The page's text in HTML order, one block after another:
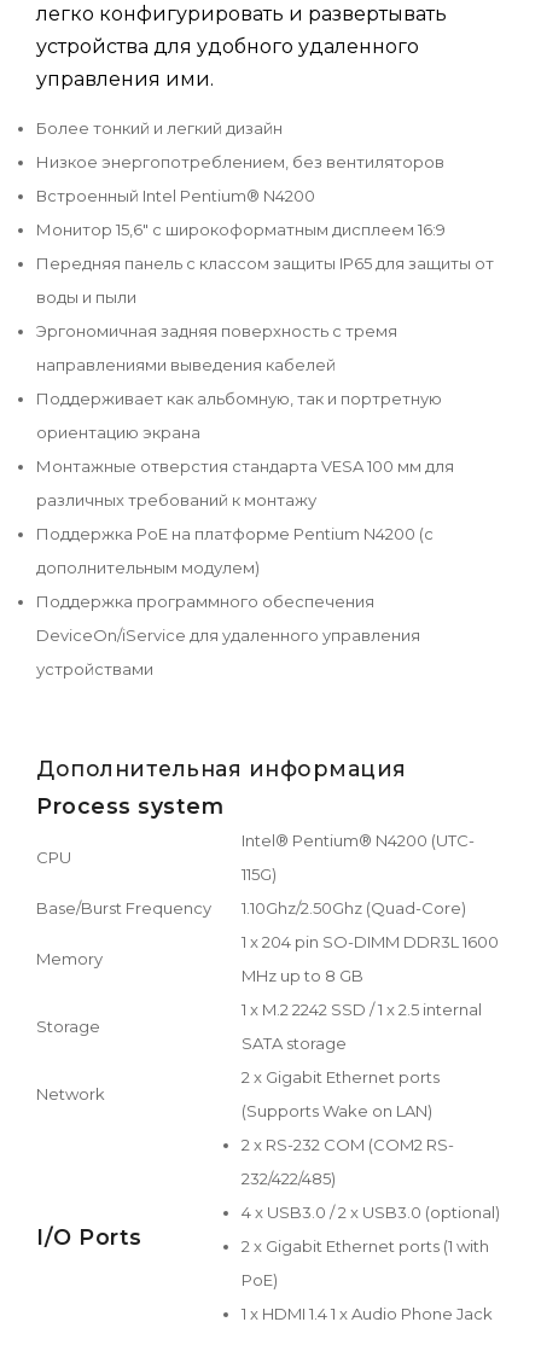
легко конфигурировать и развертывать
устройства для удобного удаленного
управления ими.
Более тонкий и легкий дизайн
Низкое энергопотреблением, без вентиляторов
Встроенный Intel Pentium® N4200
Монитор 15,6" с широкоформатным дисплеем 16:9
Передняя панель с классом защиты IP65 для защиты от
воды и пыли
Эргономичная задняя поверхность с тремя
направлениями выведения кабелей
Поддерживает как альбомную, так и портретную
ориентацию экрана
Монтажные отверстия стандарта VESA 100 мм для
различных требований к монтажу
Поддержка PoE на платформе Pentium N4200 (с
дополнительным модулем)
Поддержка программного обеспечения
DeviceOn/iService для удаленного управления
устройствами
Дополнительная информация
Process system
CPU
Intel® Pentium® N4200 (UTC-
115G)
Base/Burst Frequency
1.10Ghz/2.50Ghz (Quad-Core)
Memory
1 x 204 pin SO-DIMM DDR3L 1600
MHz up to 8 GB
Storage
1 x M.2 2242 SSD / 1 x 2.5 internal
SATA storage
Network
2 x Gigabit Ethernet ports
(Supports Wake on LAN)
I/O Ports
2 x RS-232 COM (COM2 RS-
232/422/485)
4 x USB3.0 / 2 x USB3.0 (optional)
2 x Gigabit Ethernet ports (1 with
PoE)
1 x HDMI 1.4 1 x Audio Phone Jack